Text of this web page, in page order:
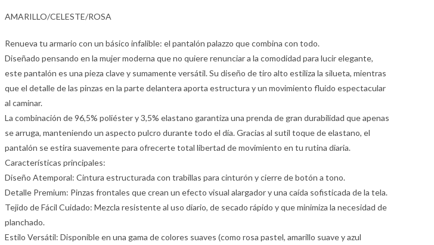
AMARILLO/CELESTE/ROSA
Renueva tu armario con un básico infalible: el pantalón palazzo que combina con todo.
Diseñado pensando en la mujer moderna que no quiere renunciar a la comodidad para lucir elegante,
este pantalón es una pieza clave y sumamente versátil. Su diseño de tiro alto estiliza la silueta, mientras
que el detalle de las pinzas en la parte delantera aporta estructura y un movimiento fluido espectacular
al caminar.
La combinación de 96,5% poliéster y 3,5% elastano garantiza una prenda de gran durabilidad que apenas
se arruga, manteniendo un aspecto pulcro durante todo el día. Gracias al sutil toque de elastano, el
pantalón se estira suavemente para ofrecerte total libertad de movimiento en tu rutina diaria.
Características principales:
Diseño Atemporal: Cintura estructurada con trabillas para cinturón y cierre de botón a tono.
Detalle Premium: Pinzas frontales que crean un efecto visual alargador y una caída sofisticada de la tela.
Tejido de Fácil Cuidado: Mezcla resistente al uso diario, de secado rápido y que minimiza la necesidad de
planchado.
Estilo Versátil: Disponible en una gama de colores suaves (como rosa pastel, amarillo suave y azul